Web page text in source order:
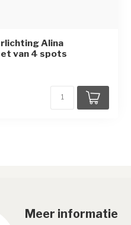
Alina
van 4 spots
Meer informatie